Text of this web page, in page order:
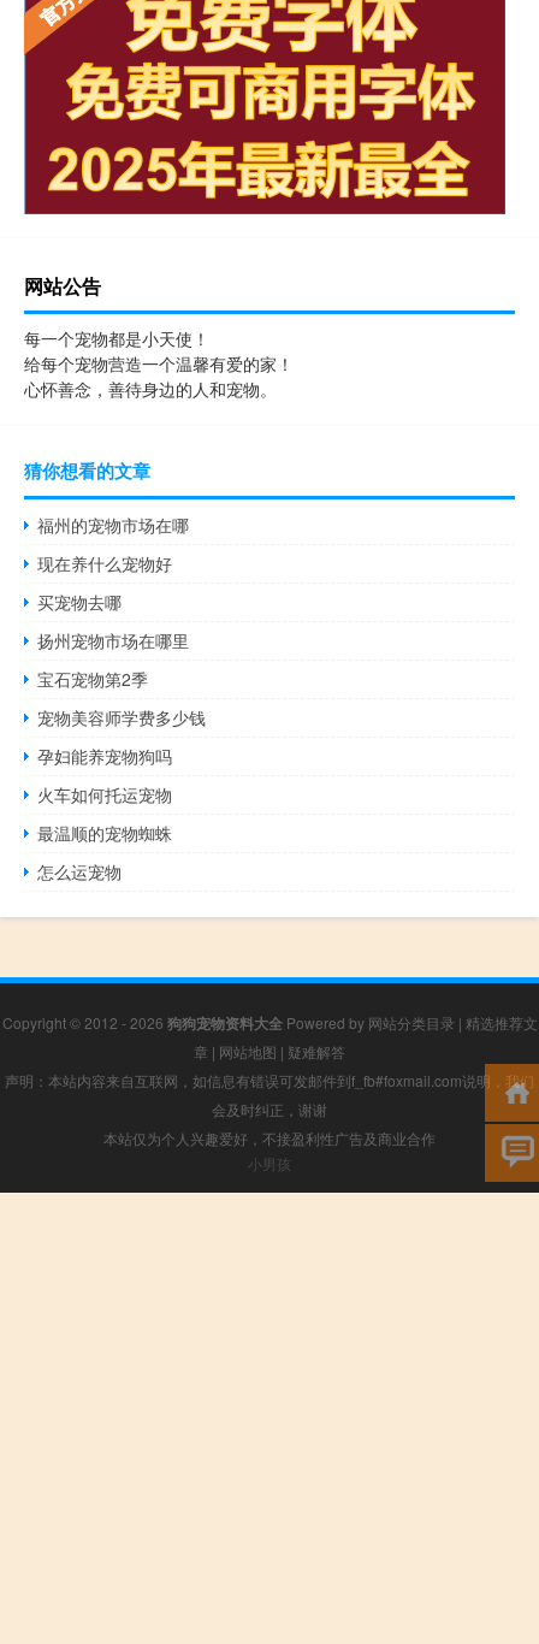
网站公告
每一个宠物都是小天使！
给每个宠物营造一个温馨有爱的家！
心怀善念，善待身边的人和宠物。
猜你想看的文章
福州的宠物市场在哪
现在养什么宠物好
买宠物去哪
扬州宠物市场在哪里
宝石宠物第2季
宠物美容师学费多少钱
孕妇能养宠物狗吗
火车如何托运宠物
最温顺的宠物蜘蛛
怎么运宠物
Copyright © 2012 - 2026 狗狗宠物资料大全Powered by 网站分类目录 | 精选推荐文
章 | 网站地图 | 疑难解答
声明：本站内容来自互联网，如信息有错误可发邮件到f_fb#foxmail.com说明，我们
会及时纠正，谢谢
本站仅为个人兴趣爱好，不接盈利性广告及商业合作
小男孩